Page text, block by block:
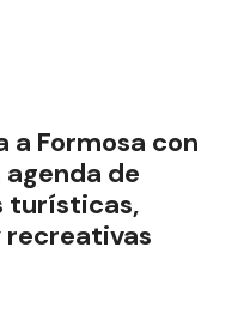
a Formosa con
de
turísticas,
recreativas